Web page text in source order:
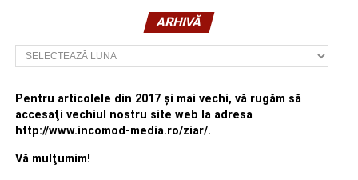
ARHIVĂ
Arhivă
Pentru articolele din 2017 şi mai vechi, vă rugăm să
accesaţi vechiul nostru site web la adresa
http://www.incomod-media.ro/ziar/.
Vă mulţumim!